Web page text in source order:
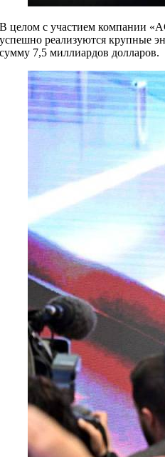
В целом с участием компании
успешно реализуются крупные
сумму 7,5 миллиардов долларов.